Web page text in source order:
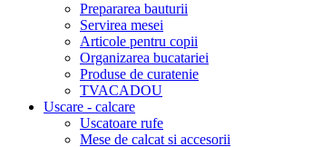
Prepararea bauturii
Servirea mesei
Articole pentru copii
Organizarea bucatariei
Produse de curatenie
TVACADOU
Uscare - calcare
Uscatoare rufe
Mese de calcat si accesorii